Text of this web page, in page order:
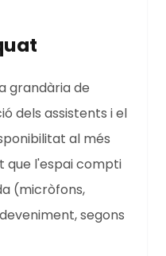
grandària de
dels assistents i el
al més
que l'espai compti
(micròfons,
segons